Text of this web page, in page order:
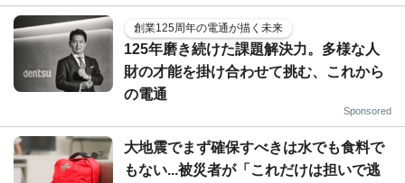
創業125周年の電通が描く未来
125年磨き続けた課題解決力。多様な人
財の才能を掛け合わせて挑む、これから
の電通
Sponsored
大地震でまず確保すべきは水でも食料で
もない...被災者が「これだけは担いで逃